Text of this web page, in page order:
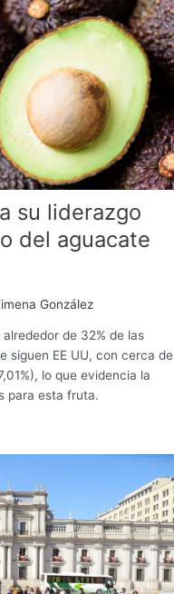
su liderazgo
del aguacate
González
de 32% de las
siguen EE UU, con cerca
lo que evidencia la
para esta fruta.